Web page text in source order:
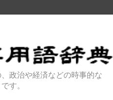
政治や経済などの時事的な
す。